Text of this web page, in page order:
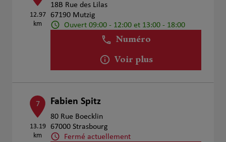
12.97
km
18B Rue des Lilas
67190 Mutzig
Ouvert 09:00 - 12:00 et 13:00 - 18:00
Numéro
Voir plus
7
13.19
km
Fabien Spitz
80 Rue Boecklin
67000 Strasbourg
Fermé actuellement